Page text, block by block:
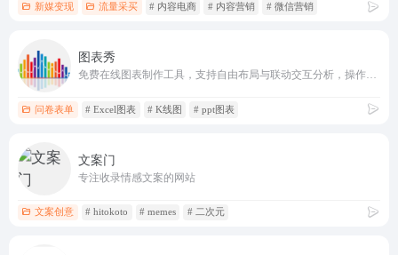
新媒变现 流量采买 # 内容电商 # 内容营销 # 微信营销
图表秀
免费在线图表制作工具，支持自由布局与联动交互分析，操作简单，
问卷表单 # Excel图表 # K线图 # ppt图表
文案门
专注收录情感文案的网站
文案创意 # hitokoto # memes # 二次元